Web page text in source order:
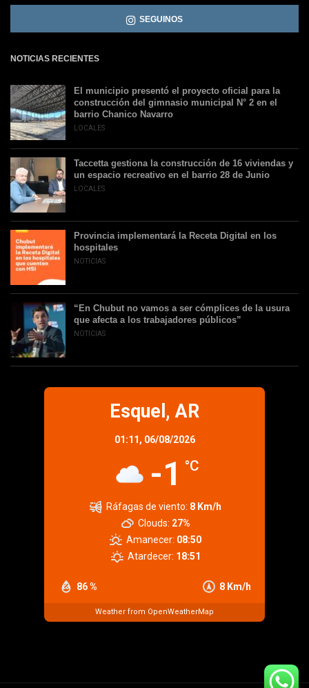
SEGUINOS
NOTICIAS RECIENTES
El municipio presentó el proyecto oficial para la
construcción del gimnasio municipal N° 2 en el
barrio Chanico Navarro
LOCALES
Taccetta gestiona la construcción de 16 viviendas y
un espacio recreativo en el barrio 28 de Junio
LOCALES
Provincia implementará la Receta Digital en los
hospitales
NOTICIAS
“En Chubut no vamos a ser cómplices de la usura
que afecta a los trabajadores públicos”
NOTICIAS
Esquel, AR
01:11, 06/08/2026
-1 °C
86 % 8 Km/h
Ráfagas de viento: 8 Km/h
Clouds: 27%
Amanecer: 08:50
Atardecer: 18:51
Weather from OpenWeatherMap